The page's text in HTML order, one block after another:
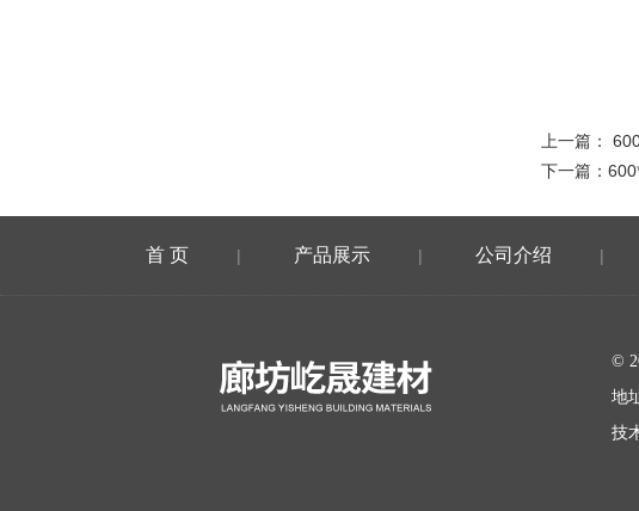
上一篇：
下一篇：
首 页 | 产品展示 | 公司介绍 |
©
地
技